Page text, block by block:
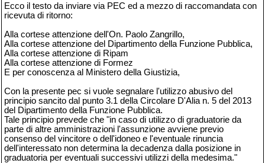
Ecco il testo da inviare via PEC ed a mezzo di raccomandata con
ricevuta di ritorno:
Alla cortese attenzione dell'On. Paolo Zangrillo,
Alla cortese attenzione del Dipartimento della Funzione Pubblica,
Alla cortese attenzione di Ripam
Alla cortese attenzione di Formez
E per conoscenza al Ministero della Giustizia,
Con la presente pec si vuole segnalare l'utilizzo abusivo del
principio sancito dal punto 3.1 della Circolare D'Alia n. 5 del 2013
del Dipartimento della Funzione Pubblica.
Tale principio prevede che "in caso di utilizzo di graduatorie da
parte di altre amministrazioni l'assunzione avviene previo
consenso del vincitore o dell'idoneo e l'eventuale rinuncia
dell'interessato non determina la decadenza dalla posizione in
graduatoria per eventuali successivi utilizzi della medesima."